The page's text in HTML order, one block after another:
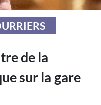
de la
sur la gare